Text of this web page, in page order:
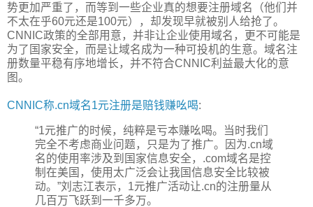
势更加严重了，而等到一些企业真的想要注册域名（他们并
不太在乎60元还是100元），却发现早就被别人给抢了。
CNNIC政策的全部用意，并非让企业使用域名，更不可能是
为了国家安全，而是让域名成为一种可投机的生意。域名注
册数量平稳有序地增长，并不符合CNNIC利益最大化的意
图。
CNNIC称.cn域名1元注册是赔钱赚吆喝:
“1元推广的时候，纯粹是亏本赚吆喝。当时我们
完全不考虑商业问题，只是为了推广。因为.cn域
名的使用率涉及到国家信息安全，.com域名是控
制在美国，使用太广泛会让我国信息安全比较被
动。”刘志江表示，1元推广活动让.cn的注册量从
几百万飞跃到一千多万。